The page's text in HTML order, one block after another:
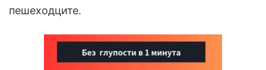
пешеходците.